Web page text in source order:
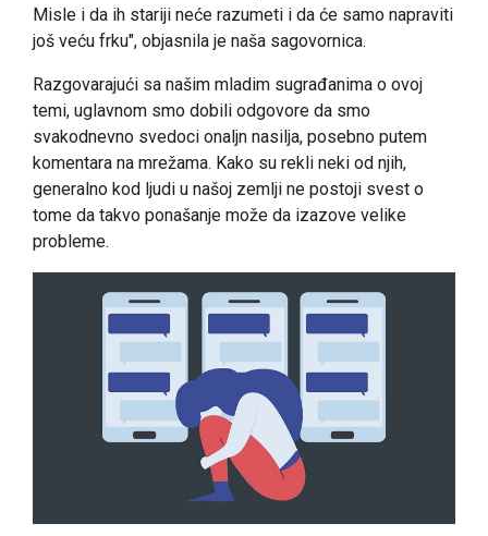
Misle i da ih stariji neće razumeti i da će samo napraviti
još veću frku", objasnila je naša sagovornica.
Razgovarajući sa našim mladim sugrađanima o ovoj
temi, uglavnom smo dobili odgovore da smo
svakodnevno svedoci onaljn nasilja, posebno putem
komentara na mrežama. Kako su rekli neki od njih,
generalno kod ljudi u našoj zemlji ne postoji svest o
tome da takvo ponašanje može da izazove velike
probleme.